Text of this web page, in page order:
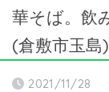
華そば。飲
(倉敷市玉島)
2021/11/28